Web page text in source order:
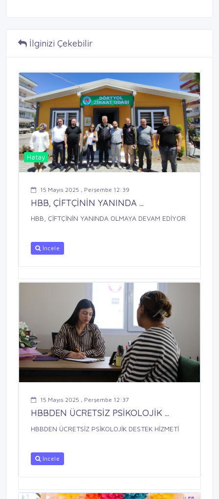
İlginizi Çekebilir
Hatay
15 Mayıs 2025 , Perşembe 12:39
HBB, ÇİFTÇİNİN YANINDA ...
HBB, ÇİFTÇİNİN YANINDA OLMAYA DEVAM EDİYOR
İncele
15 Mayıs 2025 , Perşembe 12:37
HBBDEN ÜCRETSİZ PSİKOLOJİK ...
HBBDEN ÜCRETSİZ PSİKOLOJİK DESTEK HİZMETİ
İncele